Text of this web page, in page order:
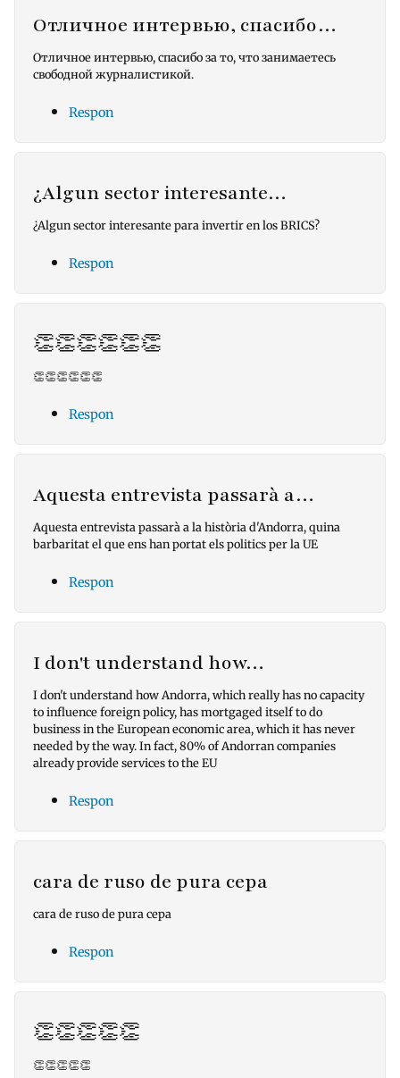
Отличное интервью, спасибо…
Отличное интервью, спасибо за то, что занимаетесь
свободной журналистикой.
Respon
¿Algun sector interesante…
¿Algun sector interesante para invertir en los BRICS?
Respon
👏👏👏👏👏👏
👏👏👏👏👏👏
Respon
Aquesta entrevista passarà a…
Aquesta entrevista passarà a la història d'Andorra, quina
barbaritat el que ens han portat els politics per la UE
Respon
I don't understand how…
I don't understand how Andorra, which really has no capacity
to influence foreign policy, has mortgaged itself to do
business in the European economic area, which it has never
needed by the way. In fact, 80% of Andorran companies
already provide services to the EU
Respon
cara de ruso de pura cepa
cara de ruso de pura cepa
Respon
👏👏👏👏👏
👏👏👏👏👏